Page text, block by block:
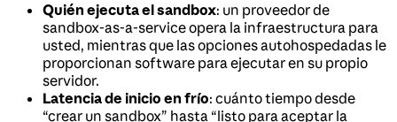
Quién ejecuta el sandbox: un proveedor de
sandbox-as-a-service opera la infraestructura para
usted, mientras que las opciones autohospedadas le
proporcionan software para ejecutar en su propio
servidor.
Latencia de inicio en frío: cuánto tiempo desde
“crear un sandbox” hasta “listo para aceptar la